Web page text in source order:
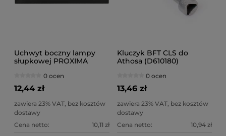
Uchwyt boczny lampy
słupkowej PROXIMA
0 ocen
12,44 zł
zawiera 23% VAT, bez kosztów
dostawy
Cena netto:
10,11 zł
Kluczyk BFT CLS do
Athosa (D610180)
0 ocen
13,46 zł
zawiera 23% VAT, bez kosztów
dostawy
Cena netto:
10,94 zł